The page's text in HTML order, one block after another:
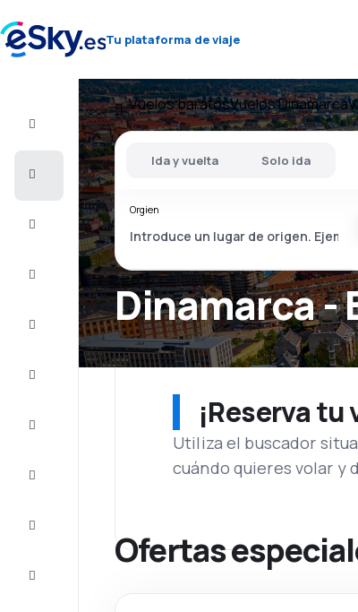
Tu plataforma de viaje
Vuelo+Hotel
baratos
Vacaciones
Escapadas
Vuelos baratosVuelos Dinamarca
Dinamarca -
Ida y vuelta Solo ida
Orgien
¡Reserva
Utiliza el buscador
cuándo quieres volar y
Ofertas